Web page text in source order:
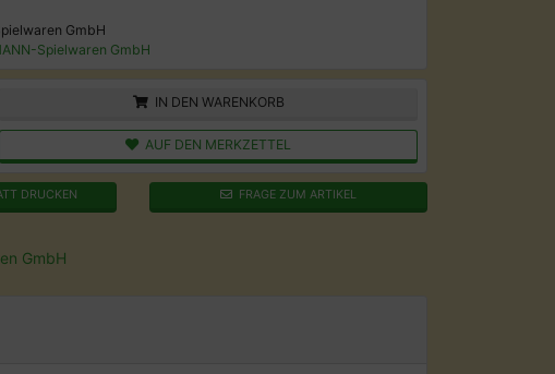
GmbH
Spielwaren GmbH
IN DEN WARENKORB
AUF DEN MERKZETTEL
DRUCKEN FRAGE ZUM ARTIKEL